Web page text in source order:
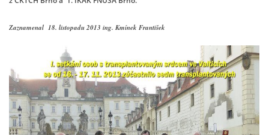
Zaznamenal 18. listopadu 2013 ing. Kmínek František